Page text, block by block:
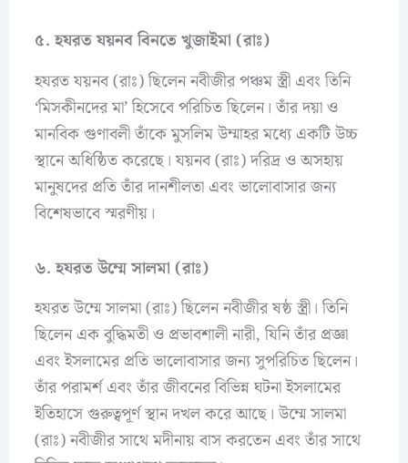
৫. হযরত যয়নব বিনতে খুজাইমা (রাঃ)
হযরত যয়নব (রাঃ) ছিলেন নবীজীর পঞ্চম স্ত্রী এবং তিনি
‘মিসকীনদের মা’ হিসেবে পরিচিত ছিলেন। তাঁর দয়া ও
মানবিক গুণাবলী তাঁকে মুসলিম উম্মাহর মধ্যে একটি উচ্চ
স্থানে অধিষ্ঠিত করেছে। যয়নব (রাঃ) দরিদ্র ও অসহায়
মানুষদের প্রতি তাঁর দানশীলতা এবং ভালোবাসার জন্য
বিশেষভাবে স্মরণীয়।
৬. হযরত উম্মে সালমা (রাঃ)
হযরত উম্মে সালমা (রাঃ) ছিলেন নবীজীর ষষ্ঠ স্ত্রী। তিনি
ছিলেন এক বুদ্ধিমতী ও প্রভাবশালী নারী, যিনি তাঁর প্রজ্ঞা
এবং ইসলামের প্রতি ভালোবাসার জন্য সুপরিচিত ছিলেন।
তাঁর পরামর্শ এবং তাঁর জীবনের বিভিন্ন ঘটনা ইসলামের
ইতিহাসে গুরুত্বপূর্ণ স্থান দখল করে আছে। উম্মে সালমা
(রাঃ) নবীজীর সাথে মদীনায় বাস করতেন এবং তাঁর সাথে